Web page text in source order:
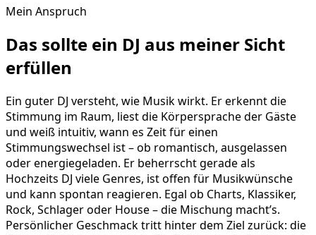
Mein Anspruch
Das sollte ein DJ aus meiner Sicht
erfüllen
Ein guter DJ versteht, wie Musik wirkt. Er erkennt die
Stimmung im Raum, liest die Körpersprache der Gäste
und weiß intuitiv, wann es Zeit für einen
Stimmungswechsel ist – ob romantisch, ausgelassen
oder energiegeladen. Er beherrscht gerade als
Hochzeits DJ viele Genres, ist offen für Musikwünsche
und kann spontan reagieren. Egal ob Charts, Klassiker,
Rock, Schlager oder House – die Mischung macht’s.
Persönlicher Geschmack tritt hinter dem Ziel zurück: die